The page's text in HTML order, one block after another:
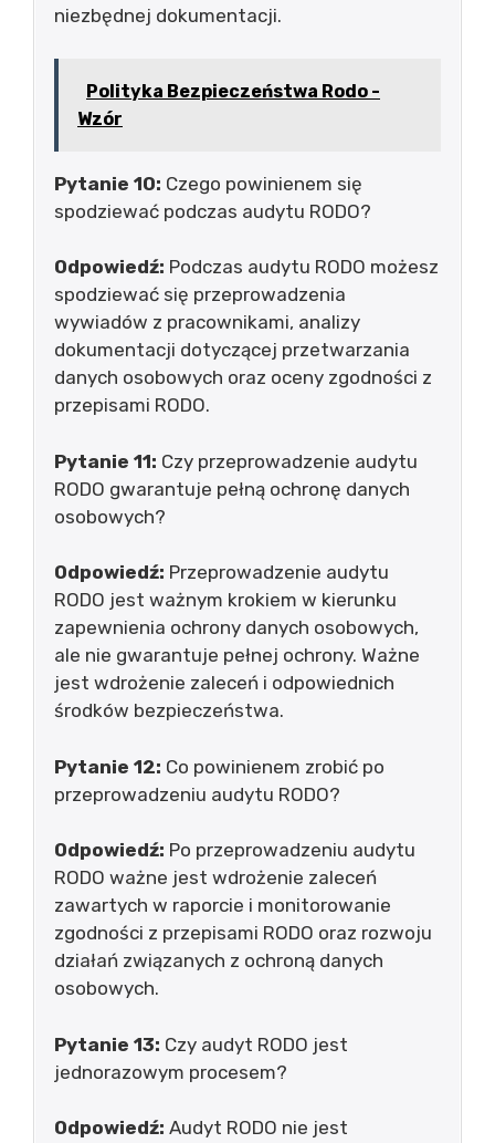
niezbędnej dokumentacji.
Polityka Bezpieczeństwa Rodo -
Wzór
Pytanie 10: Czego powinienem się
spodziewać podczas audytu RODO?
Odpowiedź: Podczas audytu RODO możesz
spodziewać się przeprowadzenia
wywiadów z pracownikami, analizy
dokumentacji dotyczącej przetwarzania
danych osobowych oraz oceny zgodności z
przepisami RODO.
Pytanie 11: Czy przeprowadzenie audytu
RODO gwarantuje pełną ochronę danych
osobowych?
Odpowiedź: Przeprowadzenie audytu
RODO jest ważnym krokiem w kierunku
zapewnienia ochrony danych osobowych,
ale nie gwarantuje pełnej ochrony. Ważne
jest wdrożenie zaleceń i odpowiednich
środków bezpieczeństwa.
Pytanie 12: Co powinienem zrobić po
przeprowadzeniu audytu RODO?
Odpowiedź: Po przeprowadzeniu audytu
RODO ważne jest wdrożenie zaleceń
zawartych w raporcie i monitorowanie
zgodności z przepisami RODO oraz rozwoju
działań związanych z ochroną danych
osobowych.
Pytanie 13: Czy audyt RODO jest
jednorazowym procesem?
Odpowiedź: Audyt RODO nie jest